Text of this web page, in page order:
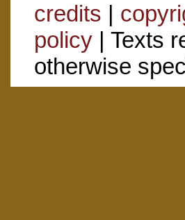
credits |
policy| Texts
otherwise